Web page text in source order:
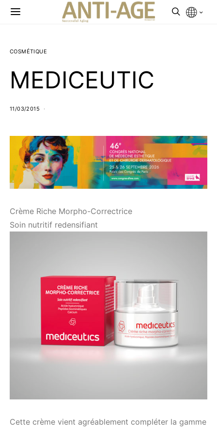
COSMÉTIQUE
MEDICEUTIC
11/03/2015
Crème Riche Morpho-Correctrice
Soin nutritif redensifiant
Cette crème vient agréablement compléter la gamme